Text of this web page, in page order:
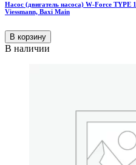
Насос (двигатель насоса) W-Force
Viessmann, Baxi Main
В корзину
В наличии